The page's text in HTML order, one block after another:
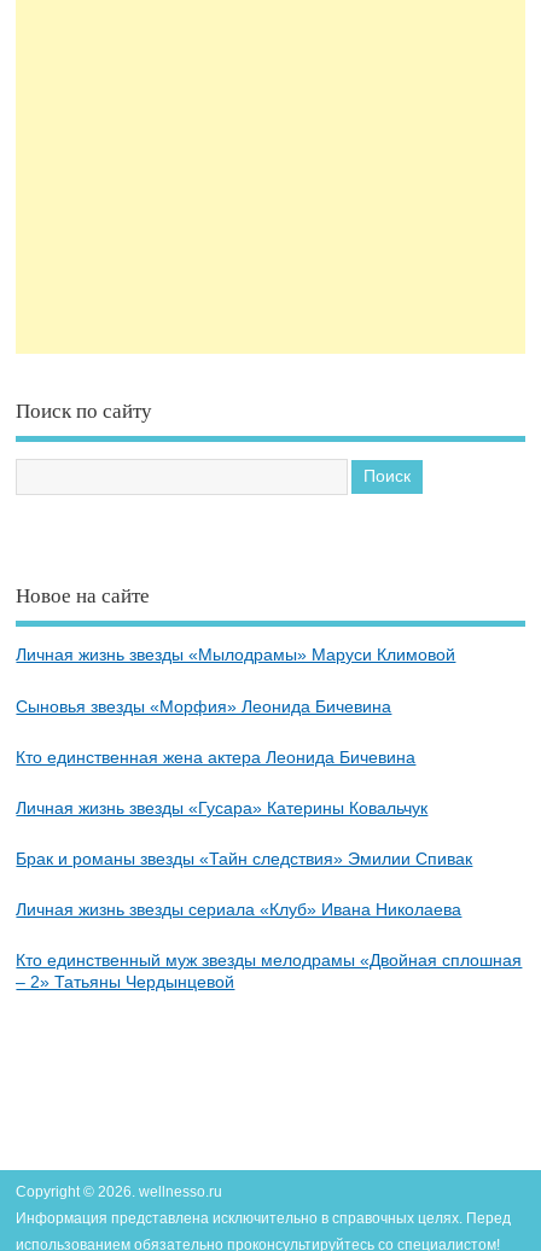
Поиск по сайту
Новое на сайте
Личная жизнь звезды «Мылодрамы» Маруси Климовой
Сыновья звезды «Морфия» Леонида Бичевина
Кто единственная жена актера Леонида Бичевина
Личная жизнь звезды «Гусара» Катерины Ковальчук
Брак и романы звезды «Тайн следствия» Эмилии Спивак
Личная жизнь звезды сериала «Клуб» Ивана Николаева
Кто единственный муж звезды мелодрамы «Двойная сплошная
– 2» Татьяны Чердынцевой
Copyright © 2026. wellnesso.ru
Информация представлена исключительно в справочных целях. Перед
использованием обязательно проконсультируйтесь со специалистом!